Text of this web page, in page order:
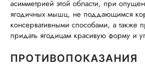
асимметрией этой области, при
ягодичных мышц, не поддающимся
консервативными способами, а также
придать ягодицам красивую форму и
ПРОТИВОПОКАЗАНИЯ